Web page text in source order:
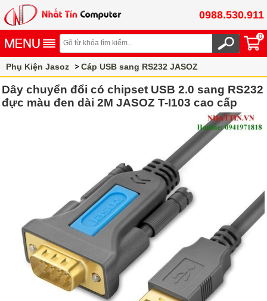
0988.530.911
0
Phụ Kiện Jasoz Cáp USB sang RS232 JASOZ
Dây chuyển đổi có chipset USB 2.0 sang RS232
đực màu đen dài 2M JASOZ T-I103 cao cấp